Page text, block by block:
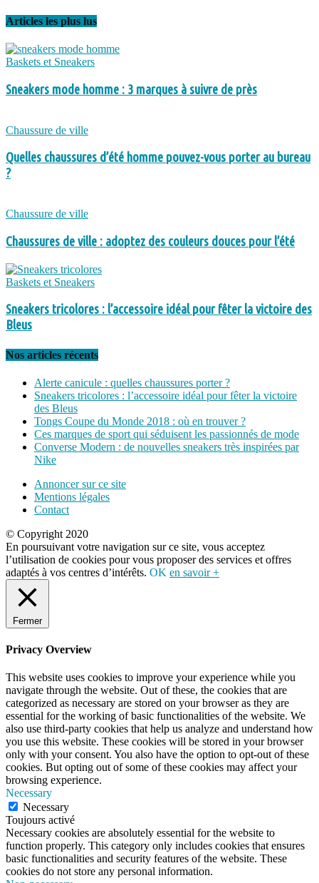
Articles les plus lus
Baskets et Sneakers
Sneakers mode homme : 3 marques à suivre de près
Chaussure de ville
Quelles chaussures d’été homme pouvez-vous porter au bureau
?
Chaussure de ville
Chaussures de ville : adoptez des couleurs douces pour l’été
Baskets et Sneakers
Sneakers tricolores : l’accessoire idéal pour fêter la victoire des
Bleus
Nos articles récents
Alerte canicule : quelles chaussures porter ?
Sneakers tricolores : l’accessoire idéal pour fêter la victoire
des Bleus
Tongs Coupe du Monde 2018 : où en trouver ?
Ces marques de sport qui séduisent les passionnés de mode
Converse Modern : de nouvelles sneakers très inspirées par
Nike
Annoncer sur ce site
Mentions légales
Contact
© Copyright 2020
En poursuivant votre navigation sur ce site, vous acceptez
l’utilisation de cookies pour vous proposer des services et offres
adaptés à vos centres d’intérêts. OK en savoir +
Fermer
Privacy Overview
This website uses cookies to improve your experience while you
navigate through the website. Out of these, the cookies that are
categorized as necessary are stored on your browser as they are
essential for the working of basic functionalities of the website. We
also use third-party cookies that help us analyze and understand how
you use this website. These cookies will be stored in your browser
only with your consent. You also have the option to opt-out of these
cookies. But opting out of some of these cookies may affect your
browsing experience.
Necessary
Necessary
Toujours activé
Necessary cookies are absolutely essential for the website to
function properly. This category only includes cookies that ensures
basic functionalities and security features of the website. These
cookies do not store any personal information.